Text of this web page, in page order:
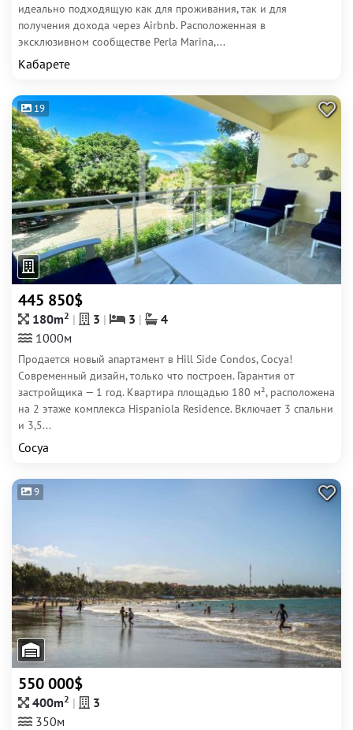
идеально подходящую как для проживания, так и для
получения дохода через Airbnb. Расположенная в
эксклюзивном сообществе Perla Marina,...
Кабарете
19
445 850$
180m2 3 3
4
1000м
Продается новый апартамент в Hill Side Condos, Сосуа!
Современный дизайн, только что построен. Гарантия от
застройщика — 1 год. Квартира площадью 180 м², расположена
на 2 этаже комплекса Hispaniola Residence. Включает 3 спальни
и 3,5...
Сосуа
9
550 000$
400m2
3
350м